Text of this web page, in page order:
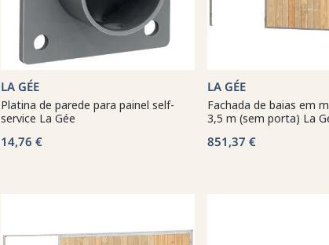
LA GÉE
Platina de parede para painel self-
service La Gée
14,76 €
LA GÉE
Fachada de baias em
3,5 m (sem porta) La
851,37 €